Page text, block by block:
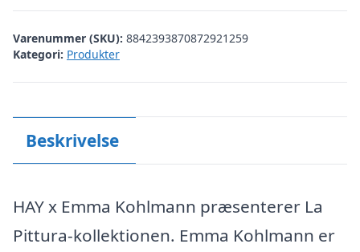
Varenummer (SKU): 8842393870872921259
Kategori: Produkter
Beskrivelse
HAY x Emma Kohlmann præsenterer La
Pittura-kollektionen. Emma Kohlmann er